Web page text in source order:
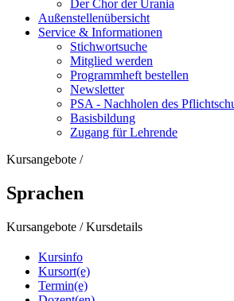
Der Chor der Urania
Außenstellenübersicht
Service & Informationen
Stichwortsuche
Mitglied werden
Programmheft bestellen
Newsletter
PSA - Nachholen des
Basisbildung
Zugang für Lehrende
Kursangebote /
Sprachen
Kursangebote /Kursdetails
Kursinfo
Kursort(e)
Termin(e)